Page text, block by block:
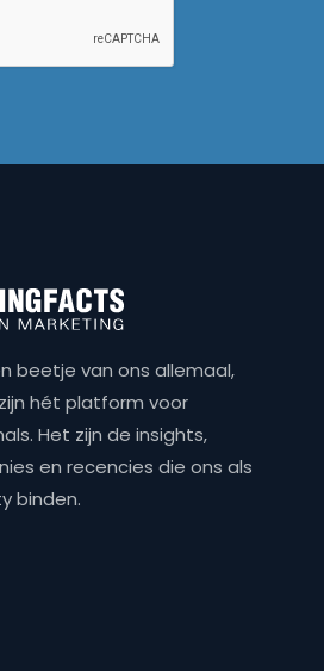
beetje van ons allemaal,
hét platform voor
Het zijn de insights,
en recencies die ons als
binden.